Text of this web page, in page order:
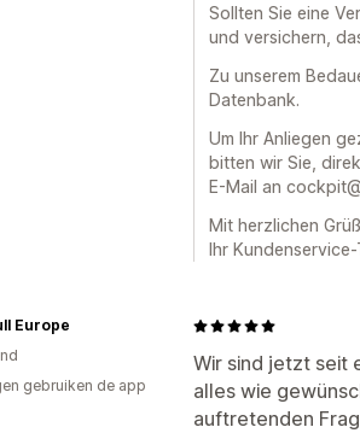
Sollten Sie eine
und versichern,
Zu unserem
Datenbank.
Um Ihr Anliegen
bitten wir Sie,
E-Mail an
Mit herzlichen
Ihr Kundenservice-
Wir sind jetzt seit
alles wie
auftretenden
Europe
gebruiken de app